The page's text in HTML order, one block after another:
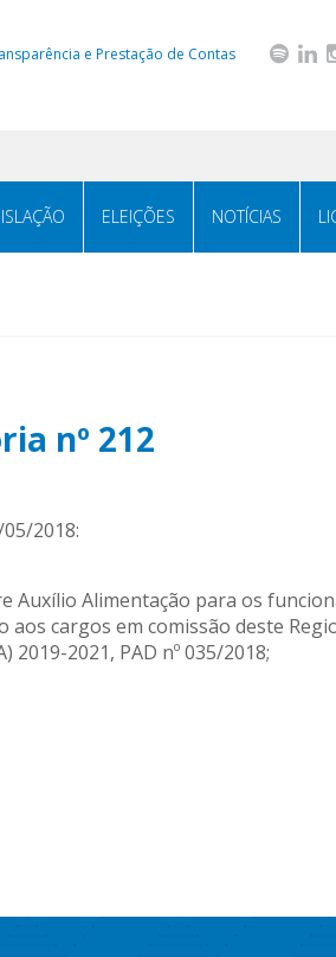
e Prestação de Contas
ELEIÇÕES NOTÍCIAS
nº 212
2018:
Auxílio Alimentação para os
cargos em comissão deste
2021, PAD nº 035/2018;